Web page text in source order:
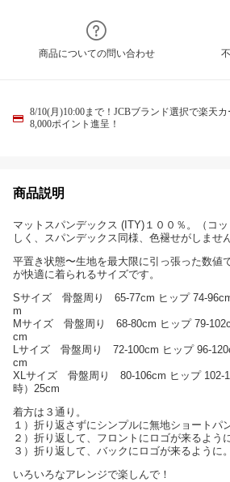
商品についての問い合わせ
8/10(月)10:00まで！JCBブランド選択で楽天
8,000ポイント進呈！
商品説明
マットスパンデックス (ITY)１００％。（コ
しく、スパンデックス同様、色褪せがしません
平置き状態〜生地を最大限に引っ張った数値
が快適に着られるサイズです。
Sサイズ 骨盤周り 65-77cm ヒップ 74-
m
Mサイズ 骨盤周り 68-80cm ヒップ 79-
cm
Lサイズ 骨盤周り 72-100cm ヒップ 96-
cm
XLサイズ 骨盤周り 80-106cm ヒップ 102-
時）25cm
着方は３通り。
１）折り返さずにシンプルに無地ショートパ
２）折り返して、フロントにロゴが来るように
３）折り返して、バックにロゴが来るように。
いろいろなアレンジで楽しんで！